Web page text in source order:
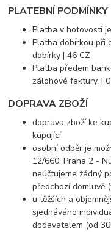
PLATEBNÍ PODMÍNKY
Platba v hotovosti
Platba dobírkou při
dobírky | 46 CZ
Platba předem
zálohové faktury. |
DOPRAVA ZBOŽÍ
doprava zboží ke
kupující
osobní odběr je
12/660, Praha 2 -
neúčtujeme žádný
předchozí domluvě
u těžších a
sjednáváno
dodavatelem (od